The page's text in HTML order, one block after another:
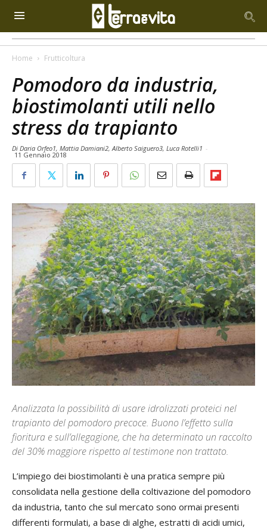
Home Frutticoltura
Pomodoro da industria,
biostimolanti utili nello
stress da trapianto
Di Daria Orfeo1, Mattia Damiani2, Alberto Saiguero3, Luca Rotelli1 -
11 Gennaio 2018
Analizzata la possibilità di usare idrolizzati proteici nel
trapianto del pomodoro precoce. Buono l’effetto sulla
fioritura e sull’allegagione, che ha determinato un raccolto
del 30% maggiore rispetto al testimone non trattato.
L’impiego dei biostimolanti è una pratica sempre più
consolidata nella gestione della coltivazione del pomodoro
da industria, tanto che sul mercato sono ormai presenti
differenti formulati, a base di alghe, estratti di acidi umici,